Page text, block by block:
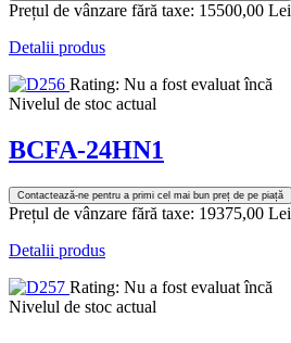
Prețul de vânzare fără taxe: 15500,00 Lei
Detalii produs
Rating: Nu a fost evaluat încă
Nivelul de stoc actual
BCFA-24HN1
Contactează-ne pentru a primi cel mai bun preț de pe piață
Prețul de vânzare fără taxe: 19375,00 Lei
Detalii produs
Rating: Nu a fost evaluat încă
Nivelul de stoc actual